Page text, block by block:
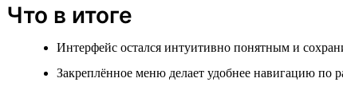
Что в итоге
Интерфейс остался интуитивно понятным и
Закреплённое меню делает удобнее навигацию по